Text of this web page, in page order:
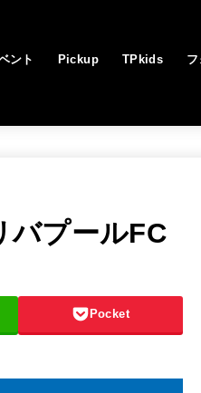
ント Pickup TPkids
バプールFC
Pocket